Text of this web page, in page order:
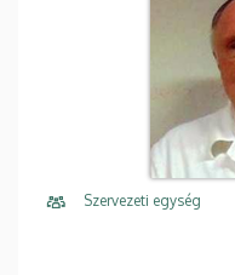
Szervezeti egység